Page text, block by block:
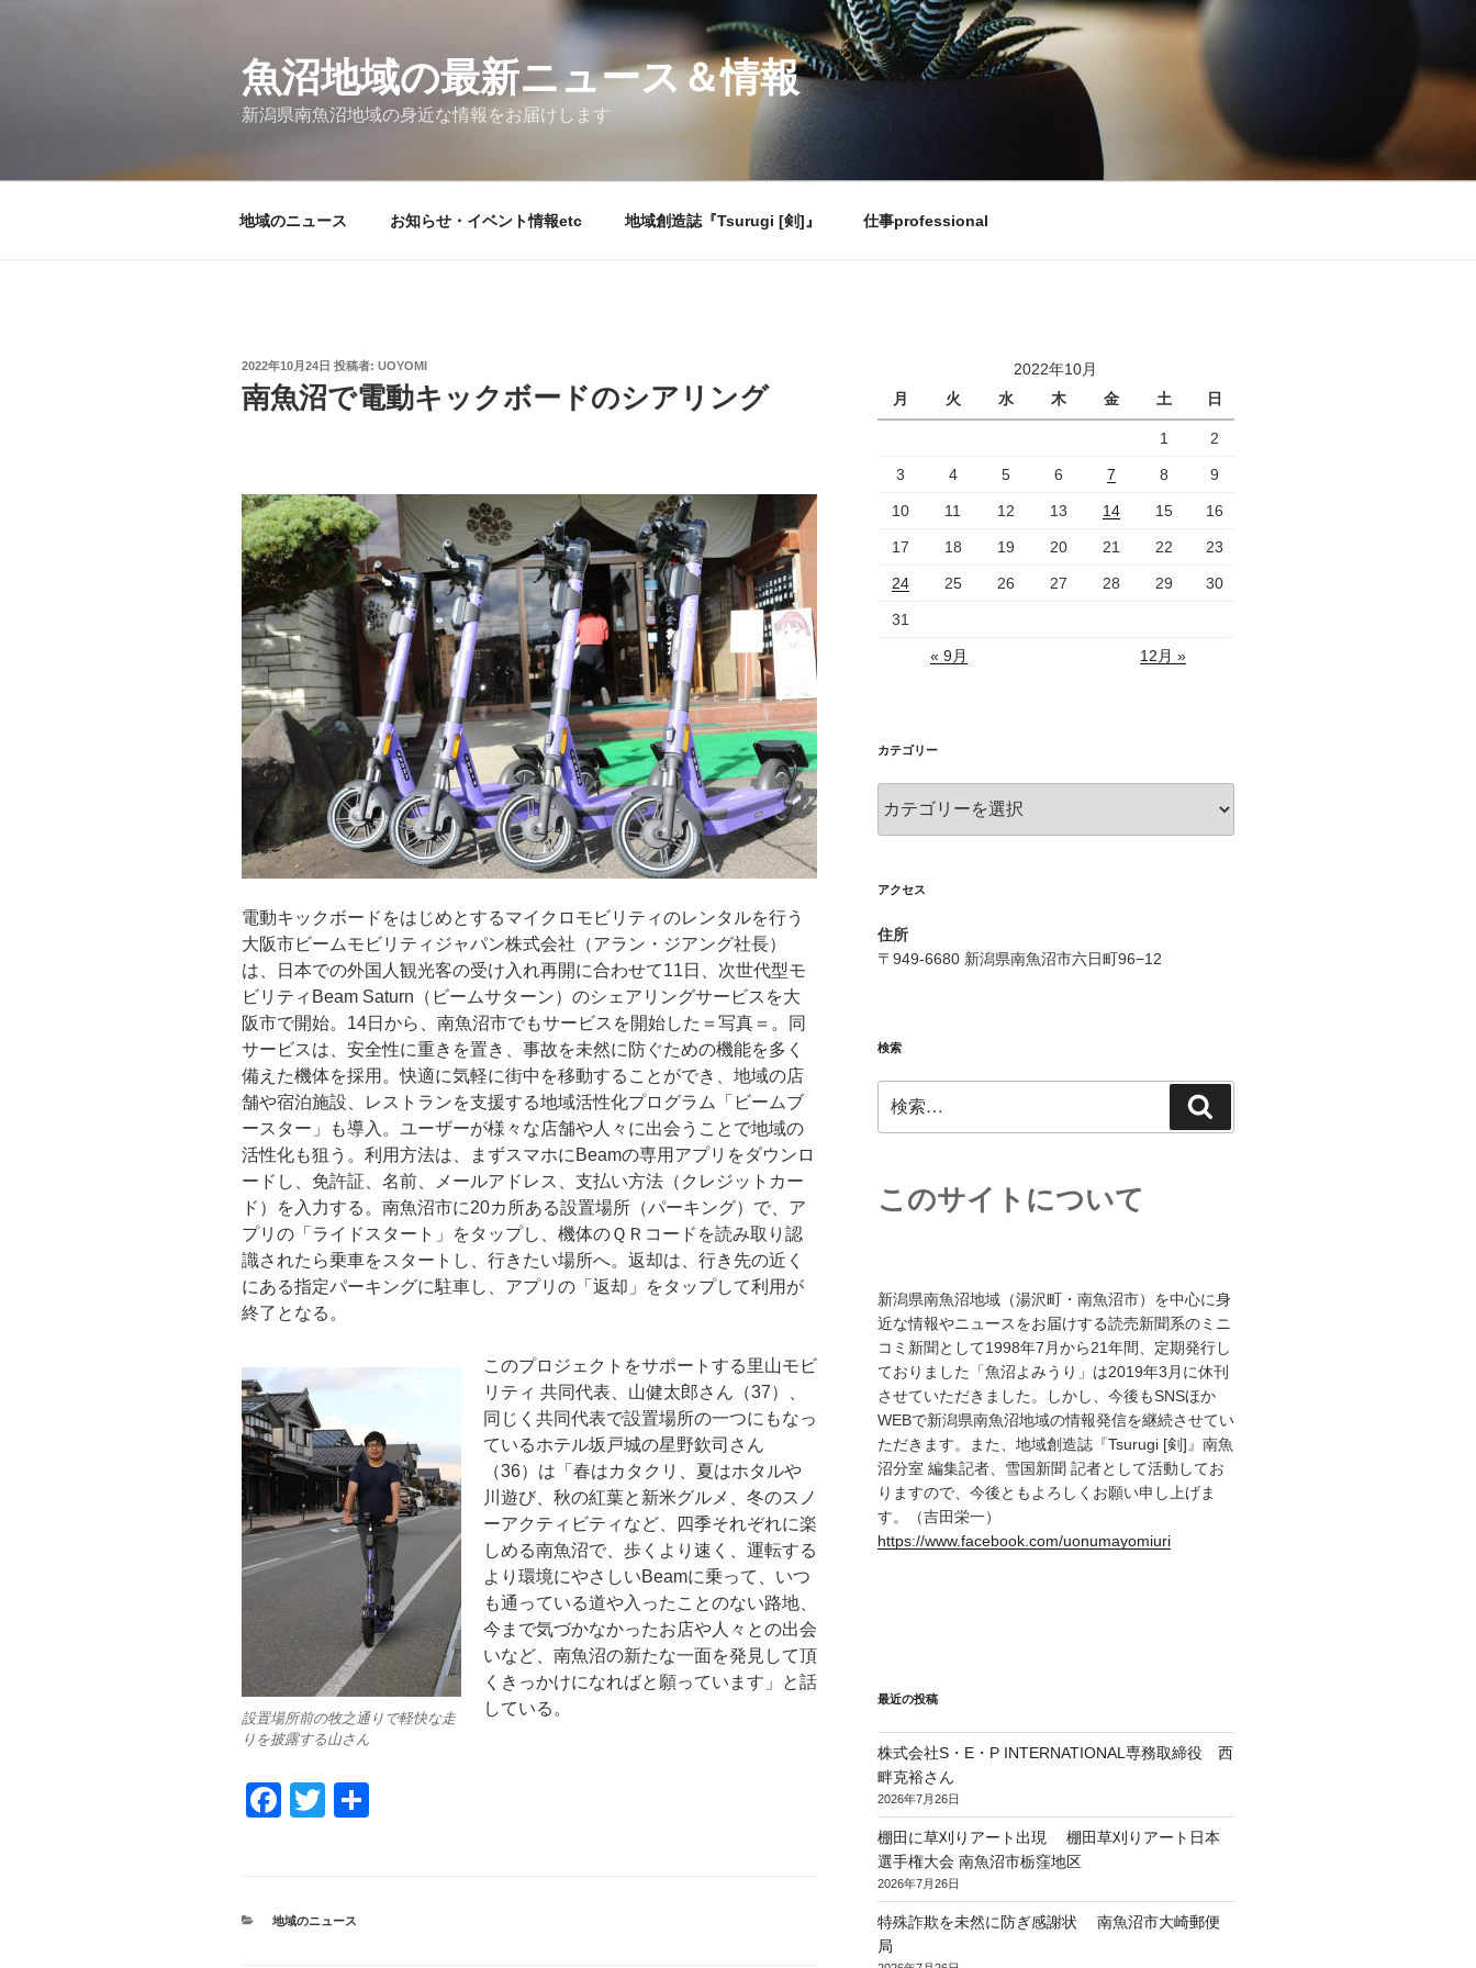
魚沼地域の最新ニュース＆情報
新潟県南魚沼地域の身近な情報をお届けします
地域のニュース お知らせ・イベント情報etc 地域創造誌『Tsurugi [剣]』 仕事professional
投
日:
2022年10月24日 投稿者: UOYOMI
南魚沼で電動キックボードのシアリング
電動キックボードをはじめとするマイクロモビリティのレンタルを行う
大阪市ビームモビリティジャパン株式会社（アラン・ジアング社長）
は、日本での外国人観光客の受け入れ再開に合わせて11日、次世代型モ
ビリティBeam Saturn（ビームサターン）のシェアリングサービスを大
阪市で開始。14日から、南魚沼市でもサービスを開始した＝写真＝。同
サービスは、安全性に重きを置き、事故を未然に防ぐための機能を多く
備えた機体を採用。快適に気軽に街中を移動することができ、地域の店
舗や宿泊施設、レストランを支援する地域活性化プログラム「ビームブ
ースター」も導入。ユーザーが様々な店舗や人々に出会うことで地域の
活性化も狙う。利用方法は、まずスマホにBeamの専用アプリをダウンロ
ードし、免許証、名前、メールアドレス、支払い方法（クレジットカー
ド）を入力する。南魚沼市に20カ所ある設置場所（パーキング）で、ア
プリの「ライドスタート」をタップし、機体のＱＲコードを読み取り認
識されたら乗車をスタートし、行きたい場所へ。返却は、行き先の近く
にある指定パーキングに駐車し、アプリの「返却」をタップして利用が
終了となる。
設置場所前の牧之通りで軽快な走
りを披露する山さん
このプロジェクトをサポートする里山モビ
リティ 共同代表、山健太郎さん（37）、
同じく共同代表で設置場所の一つにもなっ
ているホテル坂戸城の星野欽司さん
（36）は「春はカタクリ、夏はホタルや
川遊び、秋の紅葉と新米グルメ、冬のスノ
ーアクティビティなど、四季それぞれに楽
しめる南魚沼で、歩くより速く、運転する
より環境にやさしいBeamに乗って、いつ
も通っている道や入ったことのない路地、
今まで気づかなかったお店や人々との出会
いなど、南魚沼の新たな一面を発見して頂
くきっかけになればと願っています」と話
している。
F
e
b
T
er
カ
地域のニュース
2022年10月
月
火 水 木 金 土 日
1 2
3 4 5 6 7 8 9
10 11 12 13 14 15 16
17 18 19 20 21 22 23
24 25 26 27 28 29 30
31
« 9月 12月 »
カテゴリー
テ
ー
アクセス
住所
〒949-6680 新潟県南魚沼市六日町96−12
検索
索:
索
このサイトについて
新潟県南魚沼地域（湯沢町・南魚沼市）を中心に身
近な情報やニュースをお届けする読売新聞系のミニ
コミ新聞として1998年7月から21年間、定期発行し
ておりました「魚沼よみうり」は2019年3月に休刊
させていただきました。しかし、今後もSNSほか
WEBで新潟県南魚沼地域の情報発信を継続させてい
ただきます。また、地域創造誌『Tsurugi [剣]』南魚
沼分室 編集記者、雪国新聞 記者として活動してお
りますので、今後ともよろしくお願い申し上げま
す。（吉田栄一）
https://www.facebook.com/uonumayomiuri
最近の投稿
株式会社S・E・P INTERNATIONAL専務取締役 西
畔克裕さん
2026年7月26日
棚田に草刈りアート出現 棚田草刈りアート日本
選手権大会 南魚沼市栃窪地区
2026年7月26日
特殊詐欺を未然に防ぎ感謝状 南魚沼市大崎郵便
局